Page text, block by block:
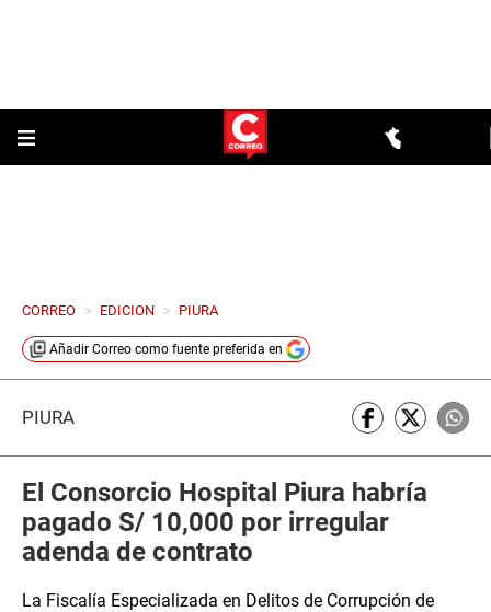
CORREO > EDICION > PIURA
Añadir Correo como fuente preferida en
PIURA
El Consorcio Hospital Piura habría
pagado S/ 10,000 por irregular
adenda de contrato
La Fiscalía Especializada en Delitos de Corrupción de